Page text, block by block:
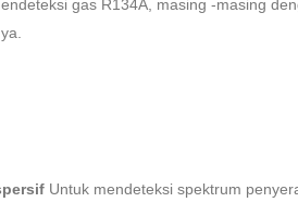
gas R134A, masing -masing
Untuk mendeteksi spektrum